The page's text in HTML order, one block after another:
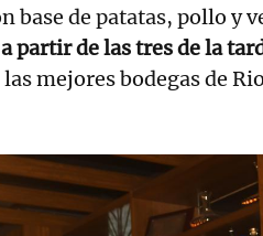
base de patatas, pollo y
partir de las tres de la
las mejores bodegas de